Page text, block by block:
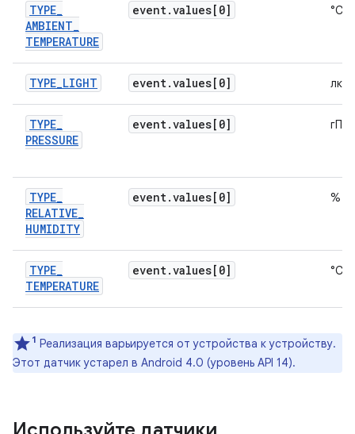
TYPE_
AMBIENT_
TEMPERATURE
event.values[0] °С
TYPE_LIGHT event.values[0] лк
TYPE_
PRESSURE
event.values[0] гПа
TYPE_
RELATIVE_
HUMIDITY
event.values[0] %
TYPE_
TEMPERATURE
event.values[0] °С
1 Реализация варьируется от устройства к устройству.
Этот датчик устарел в Android 4.0 (уровень API 14).